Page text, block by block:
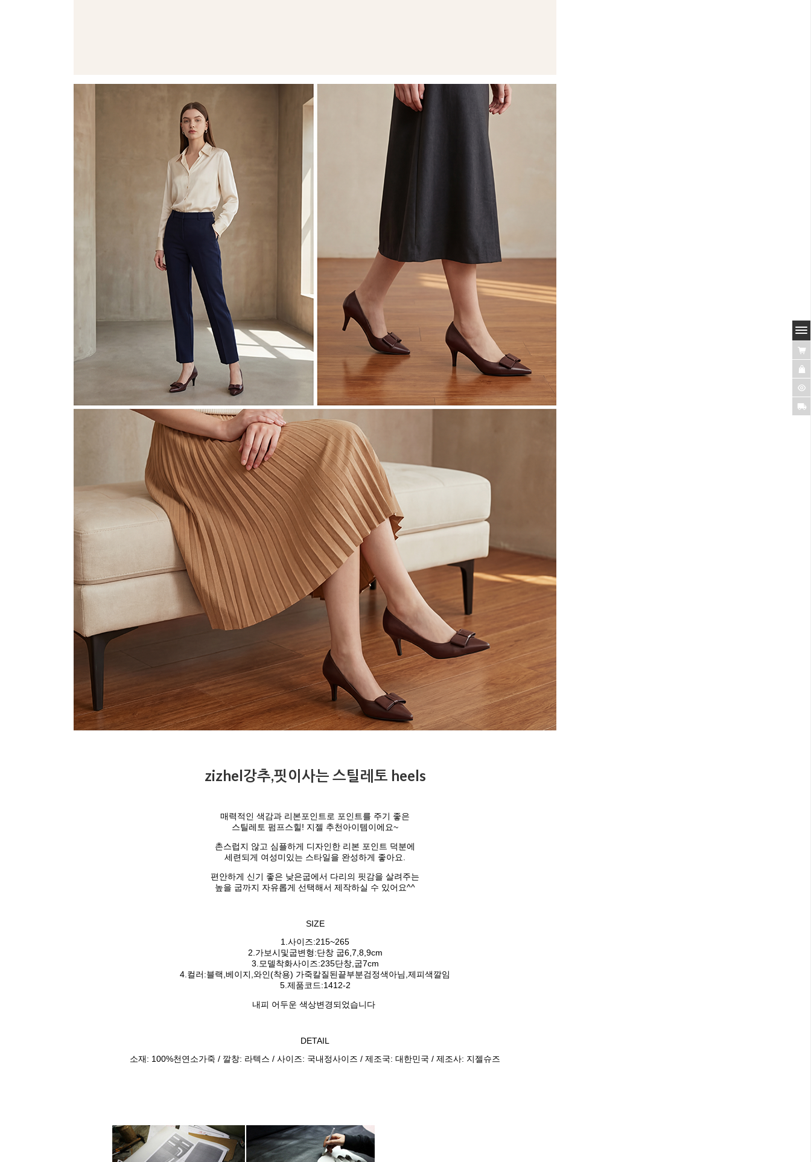
zizhel강추,핏이사는 스틸레토 heels
매력적인 색감과 리본포인트로 포인트를 주기 좋은
스틸레토 펌프스힐! 지젤 추천아이템이에요~
촌스럽지 않고 심플하게 디자인한 리본 포인트 덕분에
세련되게 여성미있는 스타일을 완성하게 좋아요.
편안하게 신기 좋은 낮은굽에서 다리의 핏감을 살려주는
높을 굽까지 자유롭게 선택해서 제작하실 수 있어요^^
SIZE
1.사이즈:215~265
2.가보시및굽변형:단창 굽6,7,8,9cm
3.모델착화사이즈:235단창,굽7cm
4.컬러:블랙,베이지,와인(착용) 가죽칼질된끝부분검정색아님,제피색깔임
5.제품코드:1412-2
내피 어두운 색상변경되었습니다
DETAIL
소재: 100%천연소가죽 / 깔창: 라텍스 / 사이즈: 국내정사이즈 / 제조국: 대한민국 / 제조사: 지젤슈즈